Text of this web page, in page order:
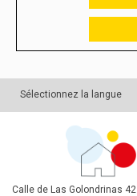
Sélectionnez la langue
Calle de Las Golondrinas 42